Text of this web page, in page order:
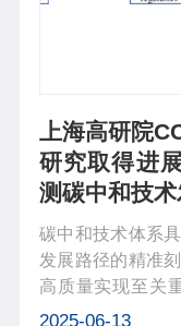
上海高研院
研究取得进
测碳中和技
碳中和技术体系
发展路径的精准
高质量实现至关
济-政策的综合分
2025-06-13